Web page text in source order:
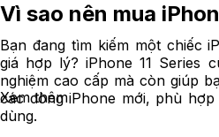
Vì sao nên mua
Bạn đang tìm kiếm một chiếc
giá hợp lý? iPhone 11 Series
nghiệm cao cấp mà còn giúp
các dòng iPhone mới, phù
dùng.
Xem thêm